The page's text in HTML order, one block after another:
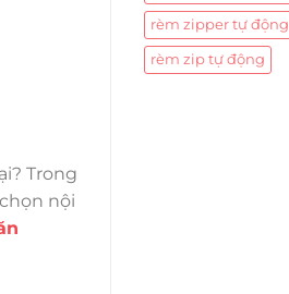
Trong
nội
rèm zipper tự động
rèm zip tự động